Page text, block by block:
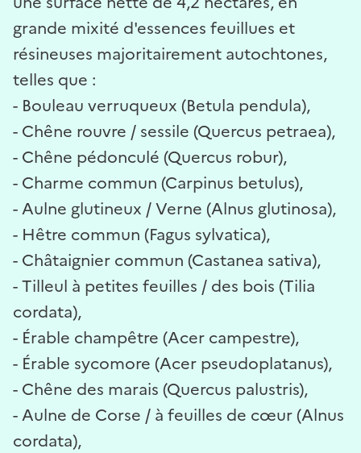
grande mixité d'essences feuillues et
résineuses majoritairement autochtones,
telles que :
- Bouleau verruqueux (Betula pendula),
- Chêne rouvre / sessile (Quercus petraea),
- Chêne pédonculé (Quercus robur),
- Charme commun (Carpinus betulus),
- Aulne glutineux / Verne (Alnus glutinosa),
- Hêtre commun (Fagus sylvatica),
- Châtaignier commun (Castanea sativa),
- Tilleul à petites feuilles / des bois (Tilia
cordata),
- Érable champêtre (Acer campestre),
- Érable sycomore (Acer pseudoplatanus),
- Chêne des marais (Quercus palustris),
- Aulne de Corse / à feuilles de cœur (Alnus
cordata),